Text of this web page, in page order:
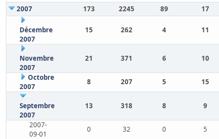
2007
173 2245 89 17
Décembre
2007
15 262 4 11
Novembre
2007
21 371 6 10
Octobre
2007
8 207 5 15
Septembre
2007
13 318 8 9
2007-
09-01
0 32 0
5